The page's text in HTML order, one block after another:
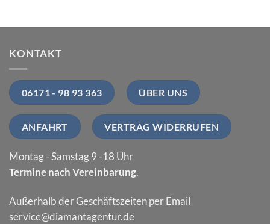
KONTAKT
06171 - 98 93 363 ÜBER UNS
ANFAHRT VERTRAG WIDERRUFEN
Montag - Samstag 9 -18 Uhr
Termine nach Vereinbarung.
Außerhalb der Geschäftszeiten per Email
service@diamantagentur.de